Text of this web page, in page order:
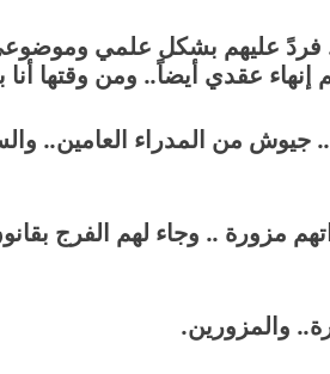
عليهم بشكل علمي
عقدي أيضاً.. ومن وقتها
جيوش من المدراء
مزورة .. وجاء لهم الفرج
والمزورين.